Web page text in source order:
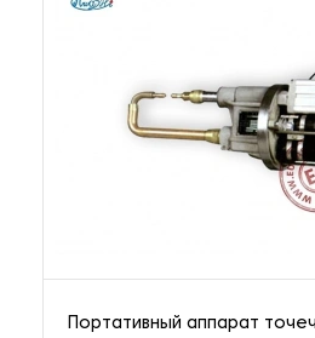
Портативный аппарат